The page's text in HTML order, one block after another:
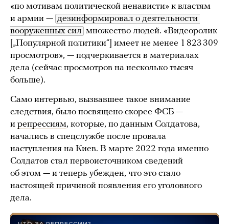
«по мотивам политической ненависти» к властям
и армии — дезинформировал о деятельности
вооруженных сил множество людей. «Видеоролик
[„Популярной политики“] имеет не менее 1 823 309
просмотров», — подчеркивается в материалах
дела (сейчас просмотров на несколько тысяч
больше).
Само интервью, вызвавшее такое внимание
следствия, было посвящено скорее ФСБ —
и репрессиям, которые, по данным Солдатова,
начались в спецслужбе после провала
наступления на Киев. В марте 2022 года именно
Солдатов стал первоисточником сведений
об этом — и теперь убежден, что это стало
настоящей причиной появления его уголовного
дела.